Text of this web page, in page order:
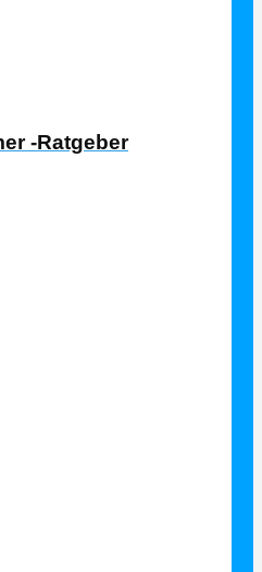
-Ratgeber